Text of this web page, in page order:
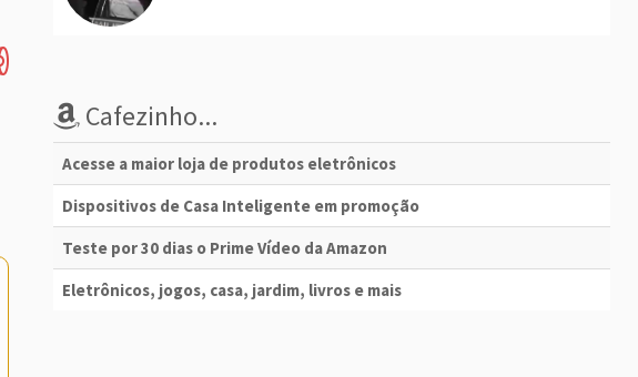
Cafezinho...
Acesse a maior loja de produtos eletrônicos
Dispositivos de Casa Inteligente em promoção
Teste por 30 dias o Prime Vídeo da Amazon
Eletrônicos, jogos, casa, jardim, livros e mais